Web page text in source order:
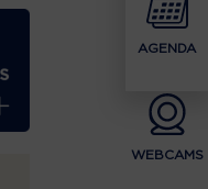
AGENDA
WEBCAMS